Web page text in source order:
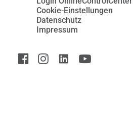
Cookie-Einstellungen
Datenschutz
Impressum